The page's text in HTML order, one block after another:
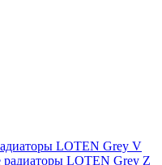
LOTEN Grey V
радиаторы LOTEN Grey Z